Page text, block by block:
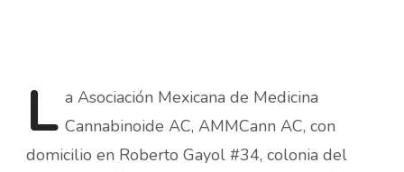
L a Asociación Mexicana de Medicina
Cannabinoide AC, AMMCann AC, con
domicilio en Roberto Gayol #34, colonia del